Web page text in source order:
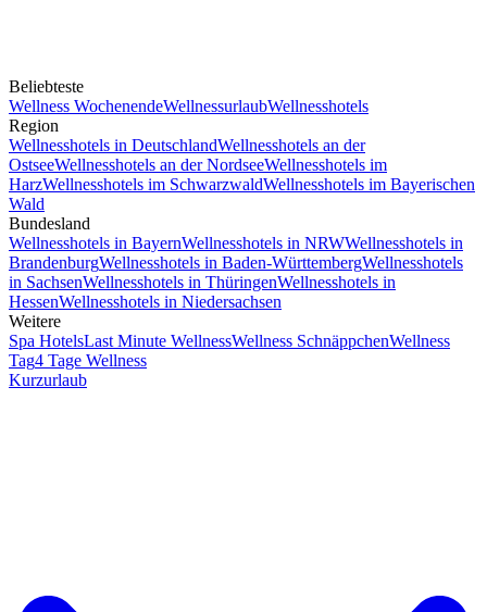
Beliebteste
Wellness WochenendeWellnessurlaubWellnesshotels
Region
Wellnesshotels in DeutschlandWellnesshotels an der
OstseeWellnesshotels an der NordseeWellnesshotels im
HarzWellnesshotels im SchwarzwaldWellnesshotels im Bayerischen
Wald
Bundesland
Wellnesshotels in BayernWellnesshotels in NRWWellnesshotels in
BrandenburgWellnesshotels in Baden-WürttembergWellnesshotels
in SachsenWellnesshotels in ThüringenWellnesshotels in
HessenWellnesshotels in Niedersachsen
Weitere
Spa HotelsLast Minute WellnessWellness SchnäppchenWellness
Tag4 Tage Wellness
Kurzurlaub